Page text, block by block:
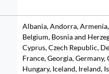
Albania, Andorra,
Belgium, Bosnia and
Cyprus, Czech Republic,
France, Georgia,
Hungary, Iceland, Ireland,